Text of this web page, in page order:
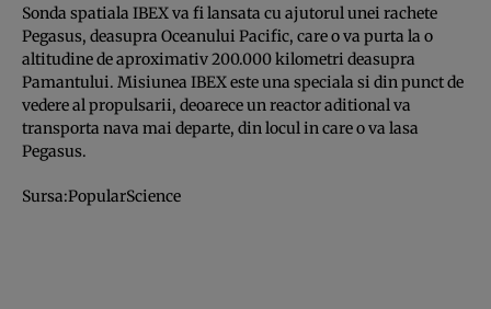
Sonda spatiala IBEX va fi lansata cu ajutorul unei rachete
Pegasus, deasupra Oceanului Pacific, care o va purta la o
altitudine de aproximativ 200.000 kilometri deasupra
Pamantului. Misiunea IBEX este una speciala si din punct de
vedere al propulsarii, deoarece un reactor aditional va
transporta nava mai departe, din locul in care o va lasa
Pegasus.
Sursa:PopularScience